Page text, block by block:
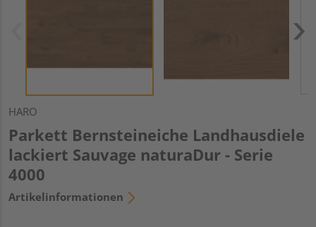
HARO
Parkett Bernsteineiche Landhausdiele
lackiert Sauvage naturaDur - Serie
4000
Artikelinformationen